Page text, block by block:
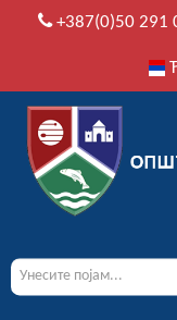
+387(0)50 291